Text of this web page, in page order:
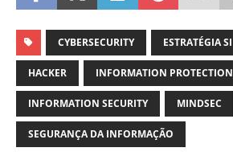
CYBERSECURITY ESTRATÉGIA SI
HACKER INFORMATION PROTECTION
INFORMATION SECURITY MINDSEC
SEGURANÇA DA INFORMAÇÃO